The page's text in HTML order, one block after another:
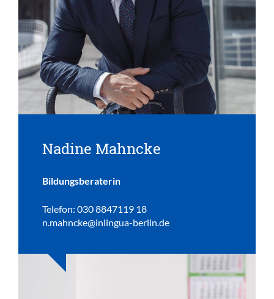
Nadine Mahncke
Bildungsberaterin
Telefon: 030 8847119 18
n.mahncke@inlingua-berlin.de